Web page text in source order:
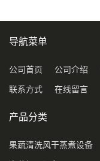
导航菜单
公司首页 公司介绍
联系方式 在线留言
产品分类
果蔬清洗风干蒸煮设备